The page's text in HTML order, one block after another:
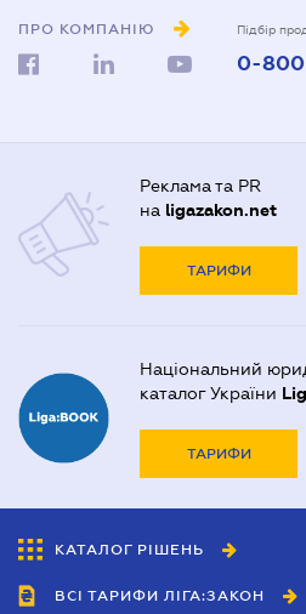
ПРО КОМПАНІЮ Підбір
0-
Реклама та PR
на ligazakon.net
ТАРИФИ
Національний
каталог України
ТАРИФИ
КАТАЛОГ РІШЕНЬ
ВСІ ТАРИФИ ЛІГА:ЗАКОН